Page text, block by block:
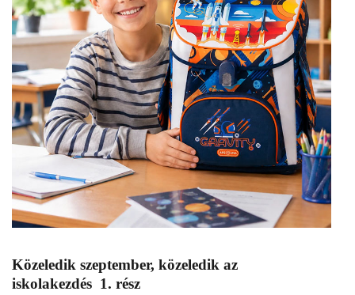
Közeledik szeptember, közeledik az
iskolakezdés 1. rész